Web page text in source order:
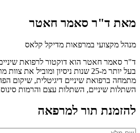
מאת ד"ר סאמר חאטר
מנהל מקצועי במרפאות מדיקל קלאס
בעל יותר מ-25 שנות ניסיון ומוביל
מתמחה ברפואת שיניים דיגיטלית, שיקום
השתלות שיניים, השתלות עצם והרמות
להזמנת תור למרפאה